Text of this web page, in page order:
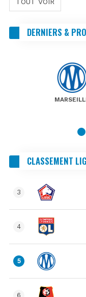
DERNIERS &
CLASSEMENT
3
4
5
6